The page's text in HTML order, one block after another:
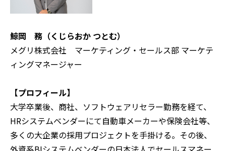
鯨岡 務（くじらおか つとむ）
メグリ株式会社 マーケティング・セールス部 マーケテ
ィングマネージャー
【プロフィール】
大学卒業後、商社、ソフトウェアリセラー勤務を経て、
HRシステムベンダーにて自動車メーカーや保険会社等、
多くの大企業の採用プロジェクトを手掛ける。その後、